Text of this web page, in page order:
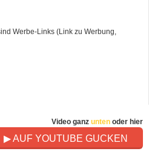
Werbe-Links (Link zu Werbung,
Video ganz unten oder hier
▶ AUF YOUTUBE GUCKEN